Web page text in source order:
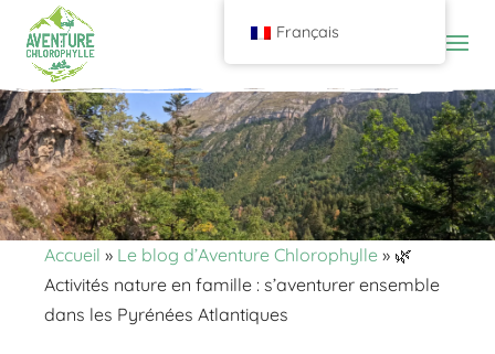
Accueil » Le blog d’Aventure Chlorophylle » 🌿
Activités nature en famille : s’aventurer ensemble
dans les Pyrénées Atlantiques
Français